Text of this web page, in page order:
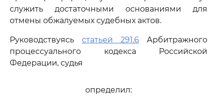
служить достаточными основаниями для
отмены обжалуемых судебных актов.
Руководствуясь статьей 291.6 Арбитражного
процессуального кодекса Российской
Федерации, судья
определил: